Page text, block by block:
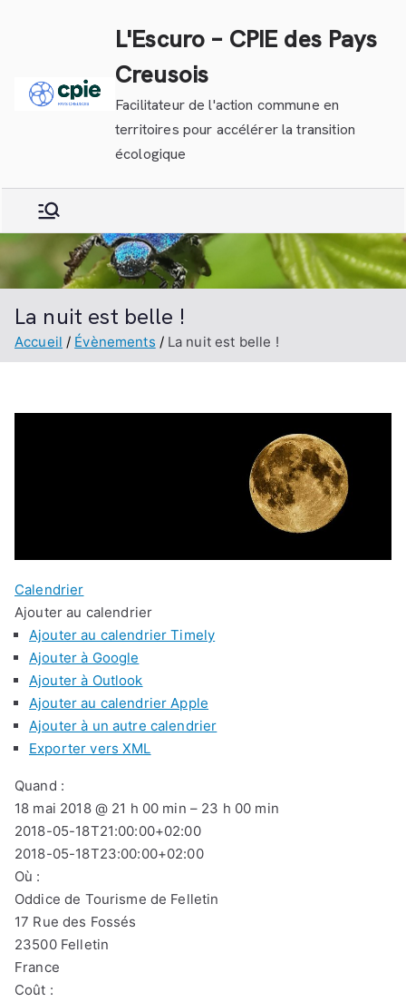
L'Escuro – CPIE des Pays
Creusois
Facilitateur de l'action commune en
territoires pour accélérer la transition
écologique
La nuit est belle !
Accueil Évènements La nuit est belle !
Calendrier
Ajouter au calendrier
Ajouter au calendrier Timely
Ajouter à Google
Ajouter à Outlook
Ajouter au calendrier Apple
Ajouter à un autre calendrier
Exporter vers XML
Quand :
18 mai 2018 @ 21 h 00 min – 23 h 00 min
2018-05-18T21:00:00+02:00
2018-05-18T23:00:00+02:00
Où :
Oddice de Tourisme de Felletin
17 Rue des Fossés
23500 Felletin
France
Coût :